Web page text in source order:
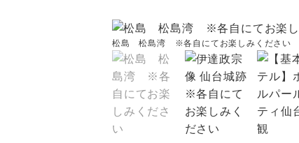
松島 松島湾 ※各自にてお楽しみください